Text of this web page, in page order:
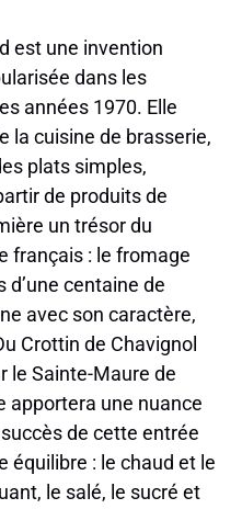
est une invention
dans les
années 1970. Elle
la cuisine de brasserie,
plats simples,
de produits de
un trésor du
français : le fromage
d’une centaine de
avec son caractère,
Crottin de Chavignol
le Sainte-Maure de
apportera une nuance
de cette entrée
équilibre : le chaud et le
le salé, le sucré et